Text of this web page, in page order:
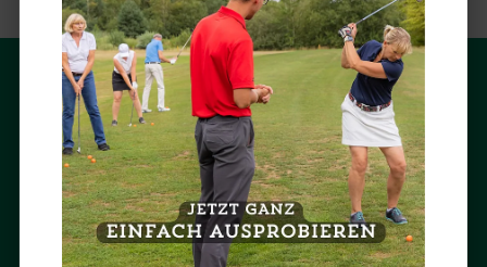
ACHIMER GOLFCLUB
Roedenbeckstraße 55
28832 Achim
Tel.: 04202 / 97 40-0
Fax: 04202 / 97 40-10
E-Mail:info (at) achimergolfclub.de